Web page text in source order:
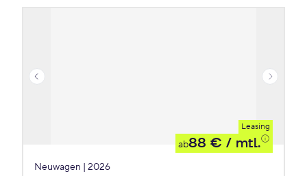
Leasing
ab88 € / mtl.
Neuwagen | 2026